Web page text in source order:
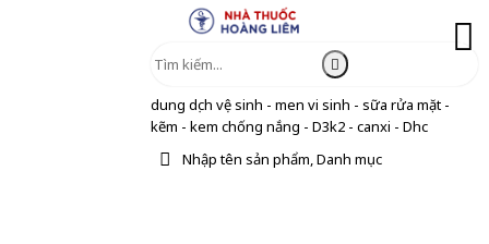
dung dịch vệ sinh - men vi sinh - sữa rửa mặt -
kẽm - kem chống nắng - D3k2 - canxi - Dhc
Nhập tên sản phẩm, Danh mục